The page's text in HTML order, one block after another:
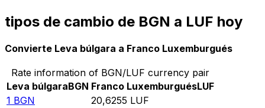
tipos de cambio de BGN a LUF hoy
Convierte Leva búlgara a Franco Luxemburgués
Rate information of BGN/LUF currency pair
Leva búlgaraBGN Franco LuxemburguésLUF
1 BGN 20,6255 LUF